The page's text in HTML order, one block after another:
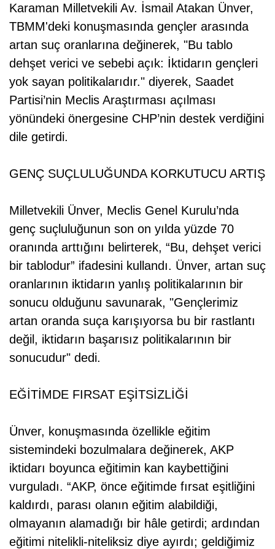
Karaman Milletvekili Av. İsmail Atakan Ünver,
TBMM'deki konuşmasında gençler arasında
artan suç oranlarına değinerek, "Bu tablo
dehşet verici ve sebebi açık: İktidarın gençleri
yok sayan politikalarıdır." diyerek, Saadet
Partisi’nin Meclis Araştırması açılması
yönündeki önergesine CHP’nin destek verdiğini
dile getirdi.
GENÇ SUÇLULUĞUNDA KORKUTUCU ARTIŞ
Milletvekili Ünver, Meclis Genel Kurulu’nda
genç suçluluğunun son on yılda yüzde 70
oranında arttığını belirterek, “Bu, dehşet verici
bir tablodur” ifadesini kullandı. Ünver, artan suç
oranlarının iktidarın yanlış politikalarının bir
sonucu olduğunu savunarak, "Gençlerimiz
artan oranda suça karışıyorsa bu bir rastlantı
değil, iktidarın başarısız politikalarının bir
sonucudur" dedi.
EĞİTİMDE FIRSAT EŞİTSİZLİĞİ
Ünver, konuşmasında özellikle eğitim
sistemindeki bozulmalara değinerek, AKP
iktidarı boyunca eğitimin kan kaybettiğini
vurguladı. “AKP, önce eğitimde fırsat eşitliğini
kaldırdı, parası olanın eğitim alabildiği,
olmayanın alamadığı bir hâle getirdi; ardından
eğitimi nitelikli-niteliksiz diye ayırdı; geldiğimiz